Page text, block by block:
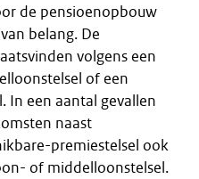
de pensioenopbouw
belang. De
volgens een
of een
In een aantal gevallen
naast
premiestelsel ook
of middelloonstelsel.